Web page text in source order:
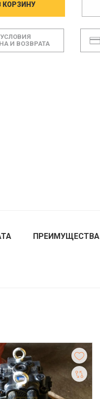
КОРЗИНУ
УСЛОВИЯ
И ВОЗВРАТА
ПРЕИМУЩЕСТВА